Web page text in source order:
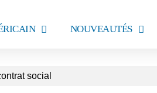
NOUVEAUTÉS
social